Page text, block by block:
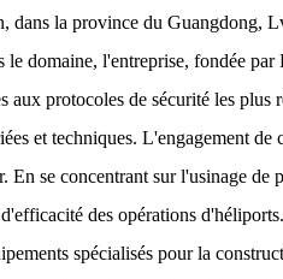
dans la province du Guangdong,
domaine, l'entreprise, fondée
protocoles de sécurité les
et techniques. L'engagement
se concentrant sur l'usinage
des opérations
spécialisés pour la